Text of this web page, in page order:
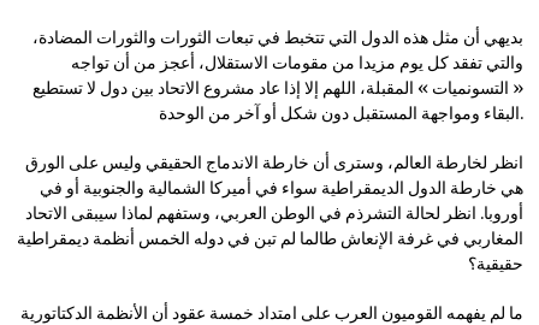
بديهي أن مثل هذه الدول التي تتخبط في تبعات الثورات والثورات المضادة،
والتي تفقد كل يوم مزيدا من مقومات الاستقلال، أعجز من أن تواجه
« التسونميات » المقبلة، اللهم إلا إذا عاد مشروع الاتحاد بين دول لا تستطيع
البقاء ومواجهة المستقبل دون شكل أو آخر من الوحدة.
انظر لخارطة العالم، وسترى أن خارطة الاندماج الحقيقي وليس على الورق
هي خارطة الدول الديمقراطية سواء في أميركا الشمالية والجنوبية أو في
أوروبا. انظر لحالة التشرذم في الوطن العربي، وستفهم لماذا سيبقى الاتحاد
المغاربي في غرفة الإنعاش طالما لم تبن في دوله الخمس أنظمة ديمقراطية
حقيقية؟
ما لم يفهمه القوميون العرب على امتداد خمسة عقود أن الأنظمة الدكتاتورية